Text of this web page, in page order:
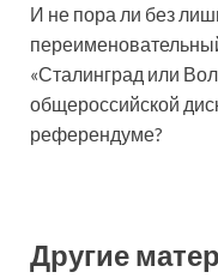
И не пора ли без
«Сталинград или
общероссийской
референдуме?
Другие